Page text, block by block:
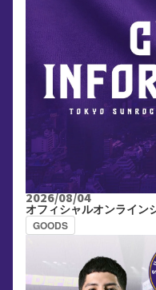
2026/08/04
オフィシャルオンライン
GOODS